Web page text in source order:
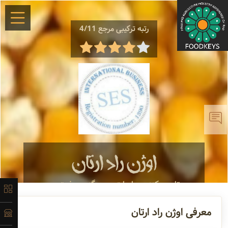
رتبه ترکیبی مرجع 4/11
اوژن راد ارتان
تامین کنندهواردات جو ، گندم، ذرت ...
×
معرفی
لیست
محصولات
آدرس و
اطلاعات
معرفی اوژن راد ارتان